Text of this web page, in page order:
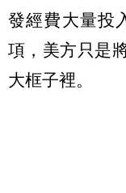
發經費大量投
項，美方只是
大框子裡。